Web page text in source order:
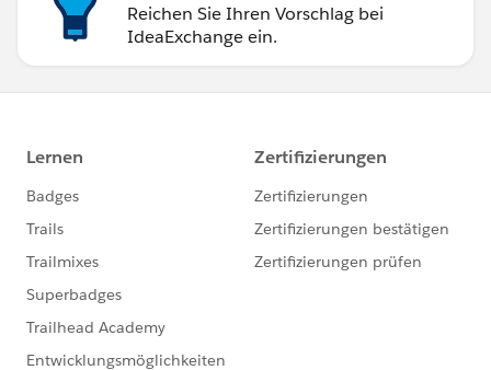
Reichen Sie Ihren Vorschlag bei
IdeaExchange ein.